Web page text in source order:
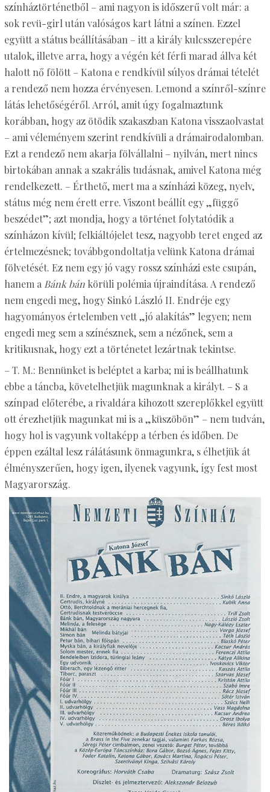
színháztörténetből – ami nagyon is időszerű volt már: a
sok revü-girl után valóságos kart látni a színen. Ezzel
együtt a státus beállításában – itt a király kulcsszerepére
utalok, illetve arra, hogy a végén két férfi marad állva két
halott nő fölött – Katona e rendkívül súlyos drámai tételét
a rendező nem hozza érvényesen. Lemond a színről-színre
látás lehetőségéről. Arról, amit úgy fogalmaztunk
korábban, hogy az ötödik szakaszban Katona visszaolvastat
– ami véleményem szerint rendkívüli a drámairodalomban.
Ezt a rendező nem akarja fölvállalni – nyilván, mert nincs
birtokában annak a szakrális tudásnak, amivel Katona még
rendelkezett. – Érthető, mert ma a színházi közeg, nyelv,
státus még nem érett erre. Viszont beállít egy „függő
beszédet”; azt mondja, hogy a történet folytatódik a
színházon kívül; felkiáltójelet tesz, nagyobb teret enged az
értelmezésnek; továbbgondoltatja velünk Katona drámai
fölvetését. Ez nem egy jó vagy rossz színházi este csupán,
hanem a Bánk bánkörüli polémia újraindítása. A rendező
nem engedi meg, hogy Sinkó László II. Endréje egy
hagyományos értelemben vett „jó alakítás” legyen; nem
engedi meg sem a színésznek, sem a nézőnek, sem a
kritikusnak, hogy ezt a történetet lezártnak tekintse.
– T. M.: Bennünket is beléptet a karba; mi is beállhatunk
ebbe a táncba, követelhetjük magunknak a királyt. – S a
színpad előterébe, a rivaldára kihozott szereplőkkel együtt
ott érezhetjük magunkat mi is a „küszöbön” – nem tudván,
hogy hol is vagyunk voltaképp a térben és időben. De
éppen ezáltal lesz rálátásunk önmagunkra, s élhetjük át
élményszerűen, hogy igen, ilyenek vagyunk, így fest most
Magyarország.